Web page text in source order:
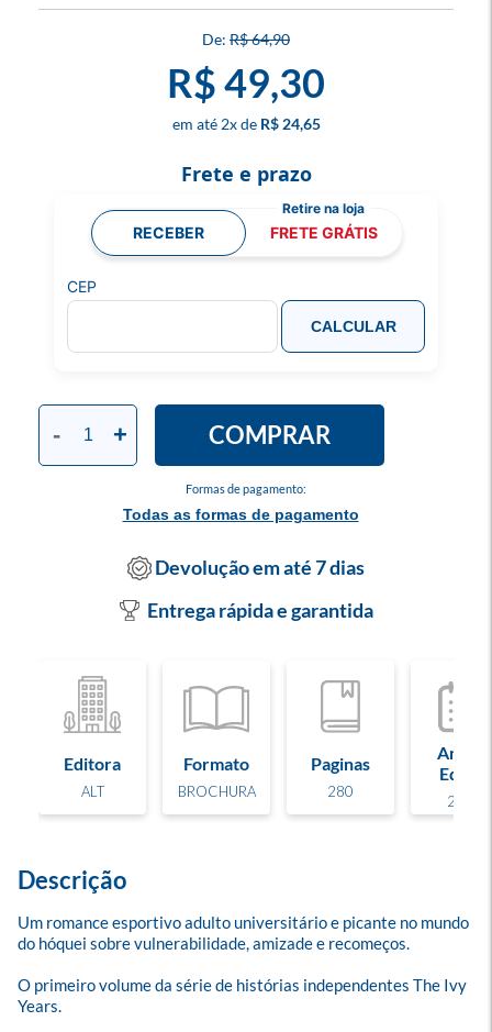
R$ 64,90
R$ 49,30
2x R$ 24,65
Formas de pagamento:
Todas as formas de pagamento
- + COMPRAR
Frete e prazo
RECEBER FRETE GRÁTIS
CEP
CALCULAR
Devolução em até 7 dias
Entrega rápida e garantida
Editora
ALT
Formato
BROCHURA
Paginas
280
Ano de
Edição
2026
Descrição
Um romance esportivo adulto universitário e picante no mundo
do hóquei sobre vulnerabilidade, amizade e recomeços.
O primeiro volume da série de histórias independentes The Ivy
Years.